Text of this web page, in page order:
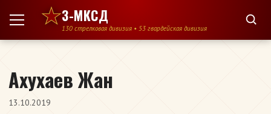
Перейти к содержимому
3-МКСД
130 стрелковая дивизия • 53 гвардейская дивизия
Ахухаев Жан
13.10.2019